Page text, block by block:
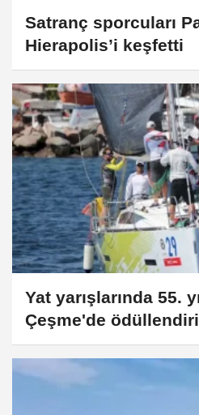
Satranç sporcuları
Hierapolis’i keşfetti
Yat yarışlarında 55.
Çeşme'de